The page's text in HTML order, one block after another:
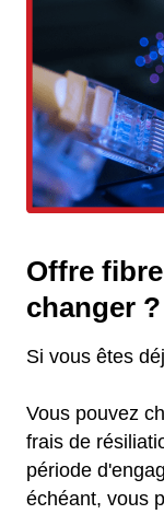
Offre
changer ?
Si vous êtes
Vous pouvez
frais de
période
échéant, vous